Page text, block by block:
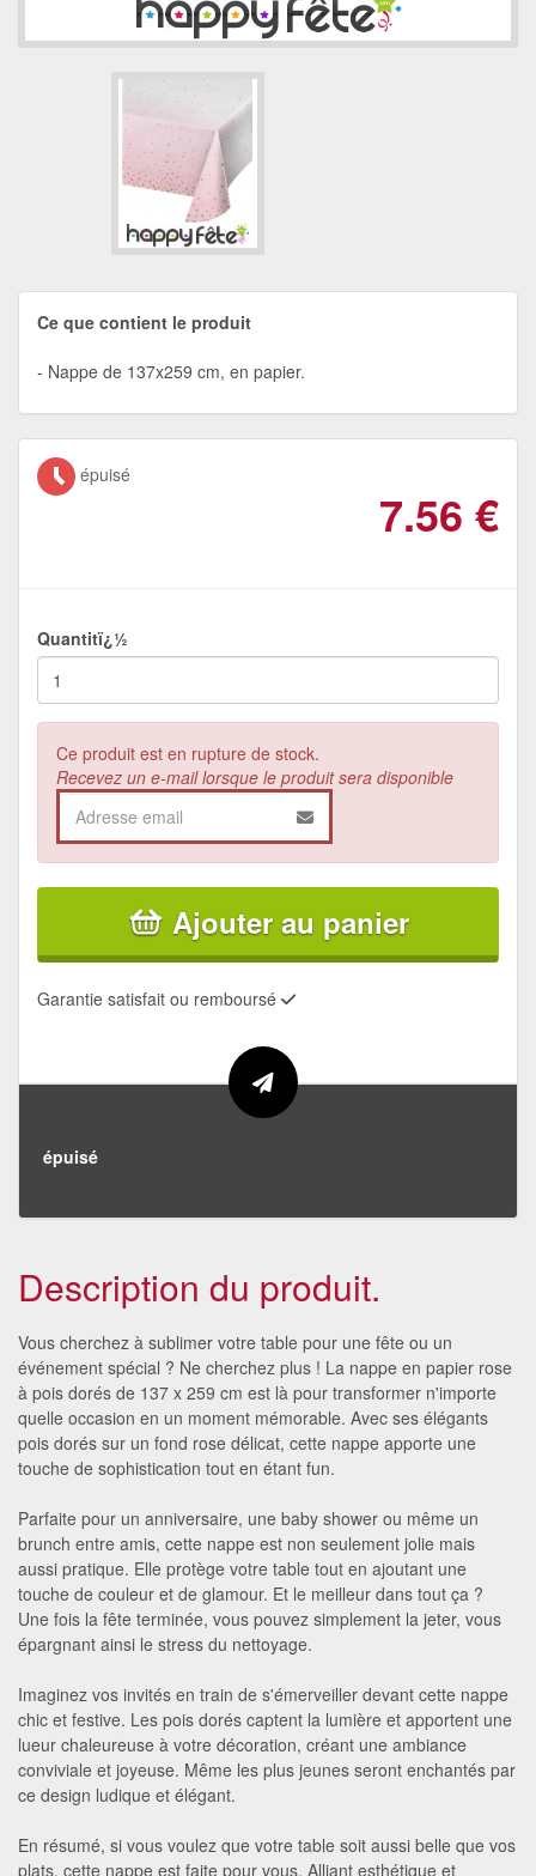
Ce que contient le produit
Nappe de 137x259 cm, en papier.
épuisé
7.56 €
Quantitï¿½
Ce produit est en rupture de stock.
Recevez un e-mail lorsque le produit sera disponible
Ajouter au panier
Garantie satisfait ou remboursé
épuisé
Description du produit.
Vous cherchez à sublimer votre table pour une fête ou un
événement spécial ? Ne cherchez plus ! La nappe en papier rose
à pois dorés de 137 x 259 cm est là pour transformer n'importe
quelle occasion en un moment mémorable. Avec ses élégants
pois dorés sur un fond rose délicat, cette nappe apporte une
touche de sophistication tout en étant fun.
Parfaite pour un anniversaire, une baby shower ou même un
brunch entre amis, cette nappe est non seulement jolie mais
aussi pratique. Elle protège votre table tout en ajoutant une
touche de couleur et de glamour. Et le meilleur dans tout ça ?
Une fois la fête terminée, vous pouvez simplement la jeter, vous
épargnant ainsi le stress du nettoyage.
Imaginez vos invités en train de s'émerveiller devant cette nappe
chic et festive. Les pois dorés captent la lumière et apportent une
lueur chaleureuse à votre décoration, créant une ambiance
conviviale et joyeuse. Même les plus jeunes seront enchantés par
ce design ludique et élégant.
En résumé, si vous voulez que votre table soit aussi belle que vos
plats, cette nappe est faite pour vous. Alliant esthétique et